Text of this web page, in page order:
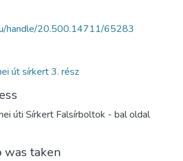
handle/20.500.14711/65283
út sírkert 3. rész
úti Sírkert Falsírboltok - bal oldal
was taken